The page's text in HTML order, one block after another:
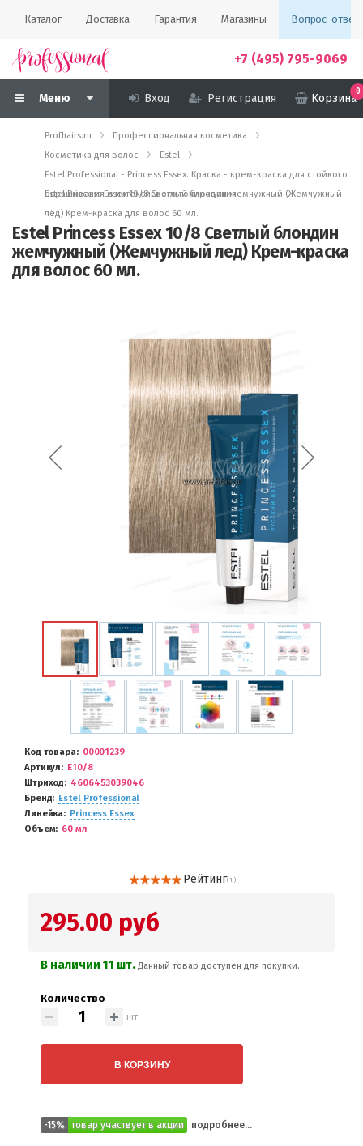
Каталог Доставка Гарантия Магазины Вопрос-ответ
+7 (495) 795-9069
Меню Вход Регистрация Корзина
0
Profhairs.ru
Профессиональная косметика
Косметика для волос
Estel
Estel Professional - Princess Essex. Краска - крем-краска для стойкого
окрашивания и интенсивного тонирования
Estel Princess Essex 10/8 Светлый блондин жемчужный (Жемчужный
лед) Крем-краска для волос 60 мл.
Estel Princess Essex 10/8 Светлый блондин
жемчужный (Жемчужный лед) Крем-краска
для волос 60 мл.
Код товара
00001239
Артикул
E10/8
Штриход
4606453039046
Бренд
Estel Professional
Линейка
Princess Essex
Объем
60 мл
Рейтинг( 1 )
295.00 руб
В наличии 11 шт. Данный товар доступен для покупки.
Количество
шт
В КОРЗИНУ
-15% товар участвует в акции подробнее...